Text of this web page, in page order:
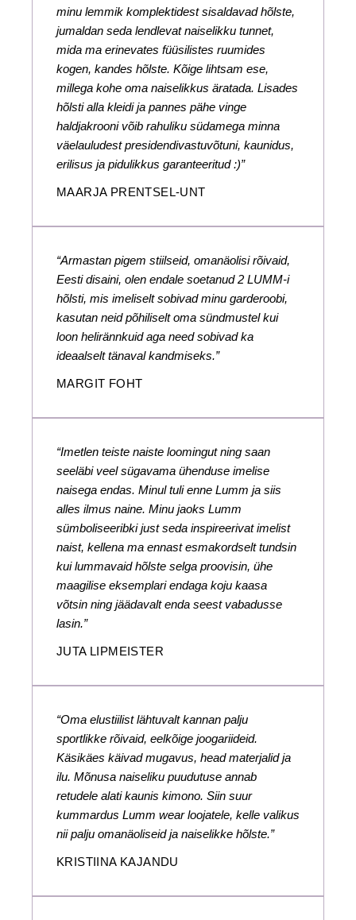
minu lemmik komplektidest sisaldavad hõlste,
jumaldan seda lendlevat naiselikku tunnet,
mida ma erinevates füüsilistes ruumides
kogen, kandes hõlste. Kõige lihtsam ese,
millega kohe oma naiselikkus äratada. Lisades
hõlsti alla kleidi ja pannes pähe vinge
haldjakrooni võib rahuliku südamega minna
väelauludest presidendivastuvõtuni, kaunidus,
erilisus ja pidulikkus garanteeritud :)”
MAARJA PRENTSEL-UNT
“Armastan pigem stiilseid, omanäolisi rõivaid,
Eesti disaini, olen endale soetanud 2 LUMM-i
hõlsti, mis imeliselt sobivad minu garderoobi,
kasutan neid põhiliselt oma sündmustel kui
loon helirännkuid aga need sobivad ka
ideaalselt tänaval kandmiseks.”
MARGIT FOHT
“Imetlen teiste naiste loomingut ning saan
seeläbi veel sügavama ühenduse imelise
naisega endas. Minul tuli enne Lumm ja siis
alles ilmus naine. Minu jaoks Lumm
sümboliseeribki just seda inspireerivat imelist
naist, kellena ma ennast esmakordselt tundsin
kui lummavaid hõlste selga proovisin, ühe
maagilise eksemplari endaga koju kaasa
võtsin ning jäädavalt enda seest vabadusse
lasin.”
JUTA LIPMEISTER
“Oma elustiilist lähtuvalt kannan palju
sportlikke rõivaid, eelkõige joogariideid.
Käsikäes käivad mugavus, head materjalid ja
ilu. Mõnusa naiseliku puudutuse annab
retudele alati kaunis kimono. Siin suur
kummardus Lumm wear loojatele, kelle valikus
nii palju omanäoliseid ja naiselikke hõlste.”
KRISTIINA KAJANDU